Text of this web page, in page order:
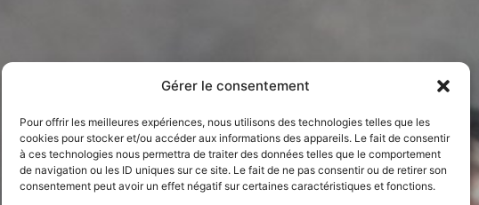
Gérer le consentement
Pour offrir les meilleures expériences, nous utilisons des technologies telles que les
cookies pour stocker et/ou accéder aux informations des appareils. Le fait de consentir
à ces technologies nous permettra de traiter des données telles que le comportement
de navigation ou les ID uniques sur ce site. Le fait de ne pas consentir ou de retirer son
consentement peut avoir un effet négatif sur certaines caractéristiques et fonctions.